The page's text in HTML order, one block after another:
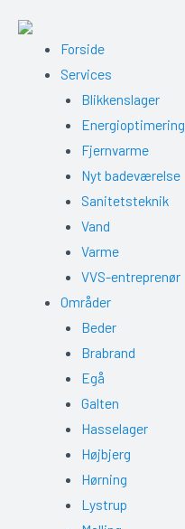
Forside
Services
Blikkenslager
Energioptimering
Fjernvarme
Nyt badeværelse
Sanitetsteknik
Vand
Varme
VVS-entreprenør
Områder
Beder
Brabrand
Egå
Galten
Hasselager
Højbjerg
Hørning
Lystrup